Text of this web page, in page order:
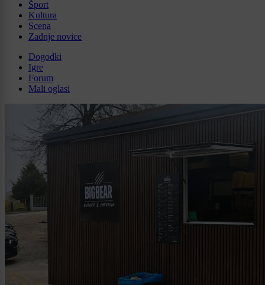
Šport
Kultura
Scena
Zadnje novice
Dogodki
Igre
Forum
Mali oglasi